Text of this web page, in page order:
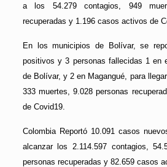
a los 54.279 contagios, 949
recuperadas y 1.196 casos activos de
En los municipios de Bolívar, se
positivos y 3 personas fallecidas 1 en
de Bolívar, y 2 en Magangué, para
333 muertes, 9.028 personas
de Covid19.
Colombia Reportó 10.091 casos
alcanzar los 2.114.597 contagios,
personas recuperadas y 82.659 casos